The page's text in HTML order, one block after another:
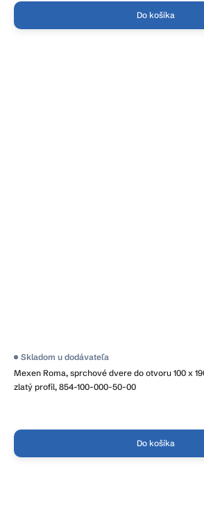
Do košíka
Mexen Roma, sprchové dvere do otvoru 100 x
zlatý profil, 854-100-000-50-00
Skladom u dodávateľa
Do košíka